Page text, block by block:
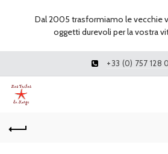
+33 (0) 757 128
Dal 2005 trasformiamo le vecchie
oggetti durevoli per la vostra